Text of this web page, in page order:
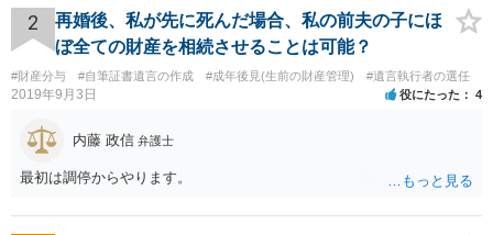
2
再婚後、私が先に死んだ場合、私の前夫の子にほ
ぼ全ての財産を相続させることは可能？
#財産分与 #自筆証書遺言の作成 #成年後見(生前の財産管理) #遺言執行者の選任
2019年9月3日 役にたった 4
内藤 政信 弁護士
最初は調停からやります。